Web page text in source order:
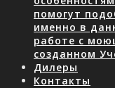
помогут
именно в
работе с
созданном
Дилеры
Контакты